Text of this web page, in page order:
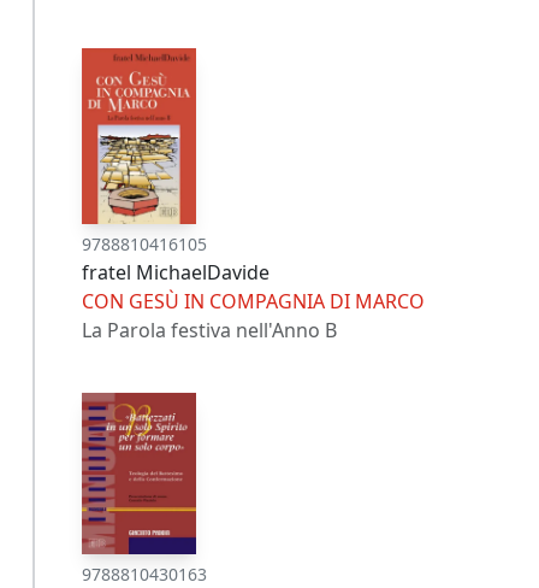
9788810416105
fratel MichaelDavide
CON GESÙ IN COMPAGNIA DI MARCO
La Parola festiva nell'Anno B
9788810430163